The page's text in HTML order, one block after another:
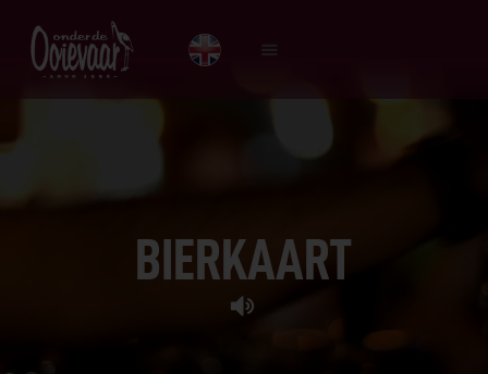
MENU
OVER ONS
BIERKAART